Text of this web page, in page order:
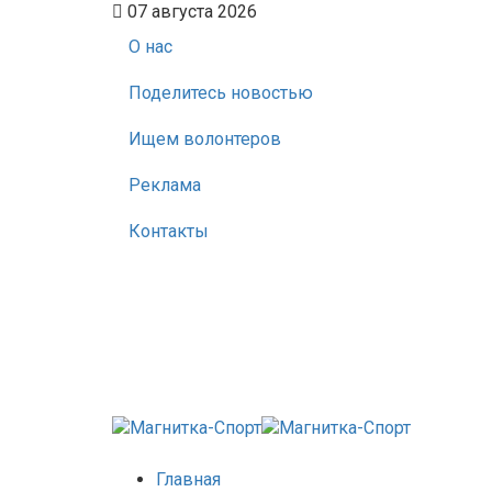
07 августа 2026
О нас
Поделитесь новостью
Ищем волонтеров
Реклама
Контакты
Главная